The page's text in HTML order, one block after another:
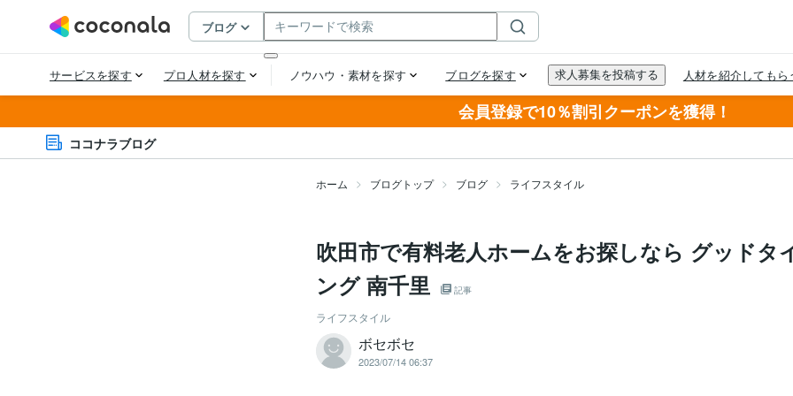
会員登録で10％割引クーポンを獲得！
ココナラブログ
ホーム ブログトップ ブログ ライフスタイル
吹田市で有料老人ホームをお探しなら グッドタ
ング 南千⾥
記事
ライフスタイル
ボセボセ
2023/07/14 06:37